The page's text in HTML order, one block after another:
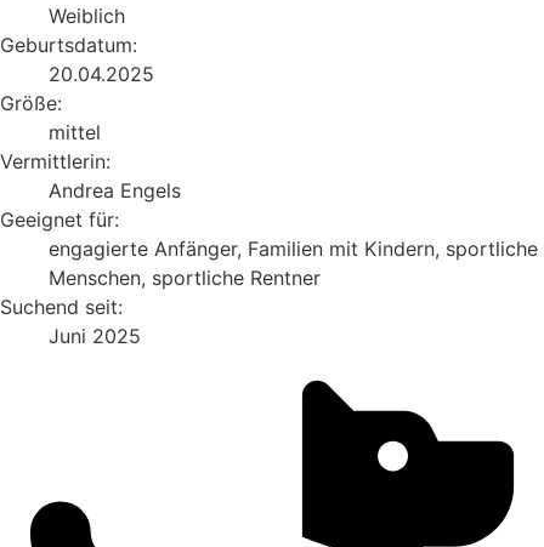
Weiblich
Geburtsdatum:
20.04.2025
Größe:
mittel
Vermittlerin:
Andrea Engels
Geeignet für:
engagierte Anfänger, Familien mit Kindern, sportliche
Menschen, sportliche Rentner
Suchend seit:
Juni 2025